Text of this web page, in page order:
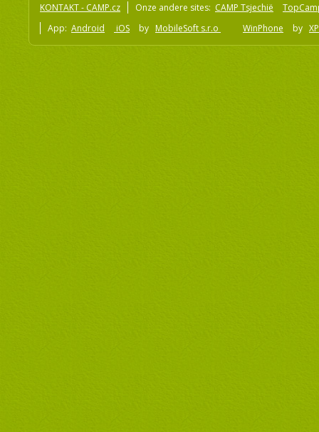
KONTAKT - CAMP.cz Onze andere sites: CAMP Tsjechië
App: Android iOS by MobileSoft s.r.o WinPhone by